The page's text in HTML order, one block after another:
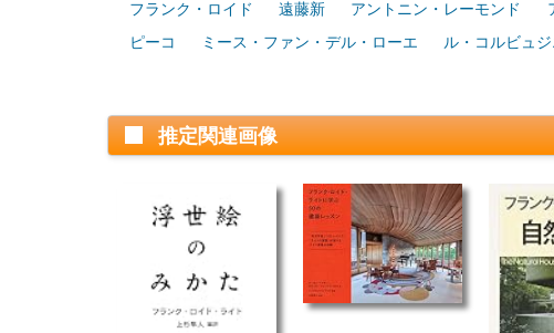
フランク・ロイド 遠藤新 アントニン・レーモンド
ピーコ
ミース・ファン・デル・ローエ ル・コルビュジ
推定関連画像